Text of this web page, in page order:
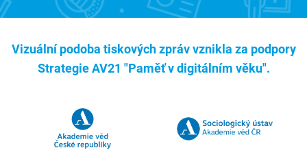
Vizuální podoba tiskových zpráv vznikla za podpory
Strategie AV21 "Paměť v digitálním věku".